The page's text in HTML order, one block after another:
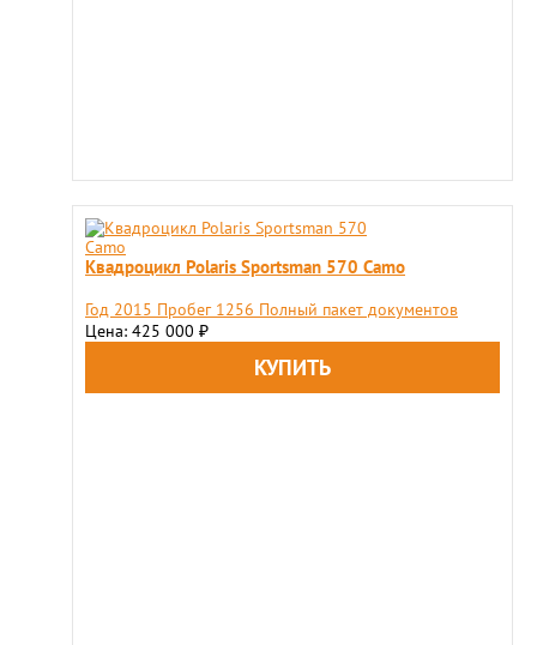
Квадроцикл Polaris Sportsman 570 Camo
Год 2015 Пробег 1256 Полный пакет документов
Цена: 425 000 ₽